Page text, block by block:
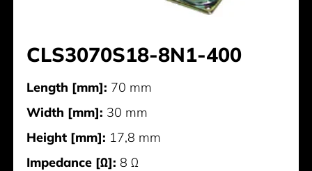
CLS3070S18-8N1-400
Length [mm]: 70 mm
Width [mm]: 30 mm
Height [mm]: 17,8 mm
Impedance [Ω]: 8 Ω